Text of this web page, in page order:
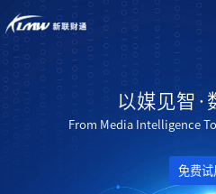
以媒见智·
From Media Intelligence
免费试